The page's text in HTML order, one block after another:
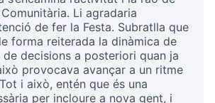
Li agradaria
de fer la Festa. Subratlla que
forma reiterada la dinàmica de
decisions a posteriori quan ja
provocava avançar a un ritme
i això, entén que és una
per incloure a nova gent, i